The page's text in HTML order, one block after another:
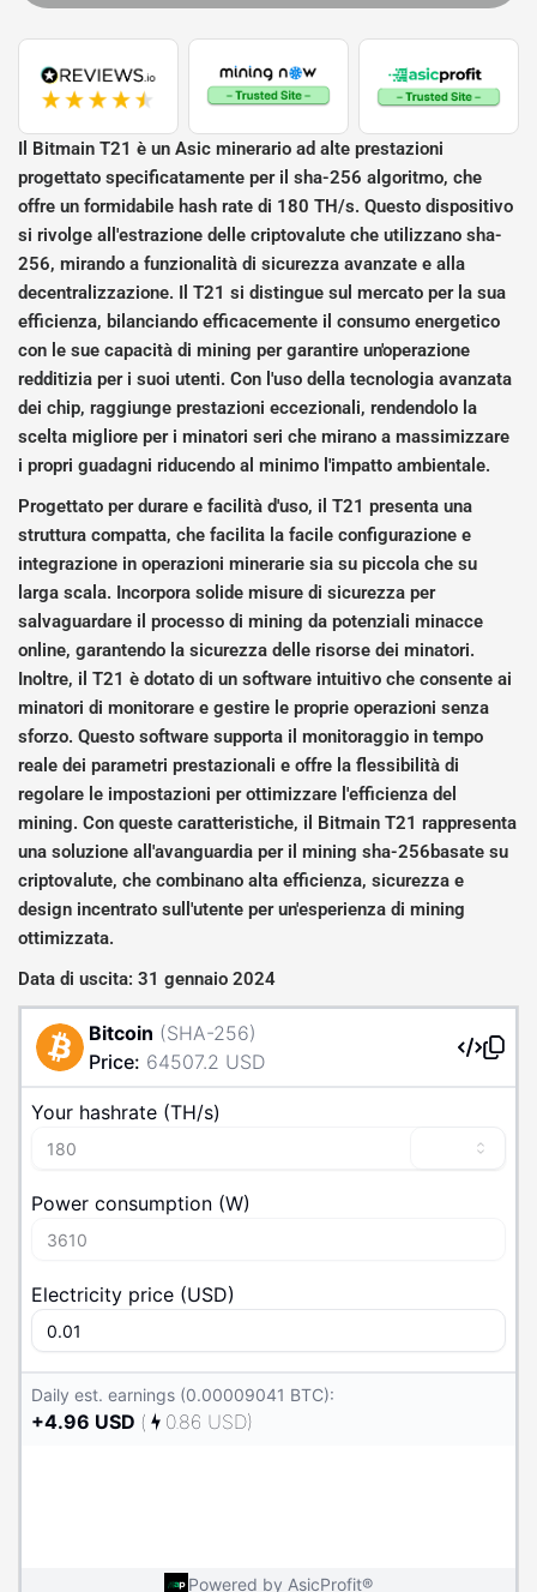
Il Bitmain T21 è un Asic minerario ad alte prestazioni
progettato specificatamente per il sha-256 algoritmo, che
offre un formidabile hash rate di 180 TH/s. Questo dispositivo
si rivolge all'estrazione delle criptovalute che utilizzano sha-
256, mirando a funzionalità di sicurezza avanzate e alla
decentralizzazione. Il T21 si distingue sul mercato per la sua
efficienza, bilanciando efficacemente il consumo energetico
con le sue capacità di mining per garantire un'operazione
redditizia per i suoi utenti. Con l'uso della tecnologia avanzata
dei chip, raggiunge prestazioni eccezionali, rendendolo la
scelta migliore per i minatori seri che mirano a massimizzare
i propri guadagni riducendo al minimo l'impatto ambientale.
Progettato per durare e facilità d'uso, il T21 presenta una
struttura compatta, che facilita la facile configurazione e
integrazione in operazioni minerarie sia su piccola che su
larga scala. Incorpora solide misure di sicurezza per
salvaguardare il processo di mining da potenziali minacce
online, garantendo la sicurezza delle risorse dei minatori.
Inoltre, il T21 è dotato di un software intuitivo che consente ai
minatori di monitorare e gestire le proprie operazioni senza
sforzo. Questo software supporta il monitoraggio in tempo
reale dei parametri prestazionali e offre la flessibilità di
regolare le impostazioni per ottimizzare l'efficienza del
mining. Con queste caratteristiche, il Bitmain T21 rappresenta
una soluzione all'avanguardia per il mining sha-256basate su
criptovalute, che combinano alta efficienza, sicurezza e
design incentrato sull'utente per un'esperienza di mining
ottimizzata.
Data di uscita: 31 gennaio 2024